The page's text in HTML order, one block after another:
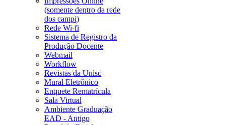
(somente dentro da rede
dos campi)
Rede Wi-fi
Sistema de Registro da
Produção Docente
Webmail
Workflow
Revistas da Unisc
Mural Eletrônico
Enquete Rematrícula
Sala Virtual
Ambiente Graduação
EAD - Antigo